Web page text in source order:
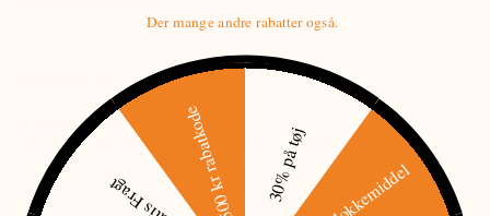
Produktdetaljer
Denne håndkikkert taske har også en lomme lavet til en
afstandsmåler sammen med net lommer og en baglomme med
lynlås til andet tilbehør.
Selen er fuldt justerbar, hvilket gør din heldagsvandring mere
Der mange andre rabatter også.
30% på tøj
500 kr rabatkode